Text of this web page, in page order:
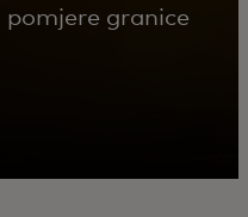
granice